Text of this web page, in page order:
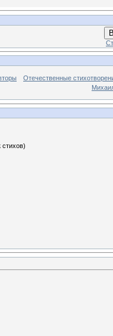
Отечественные
стихов)